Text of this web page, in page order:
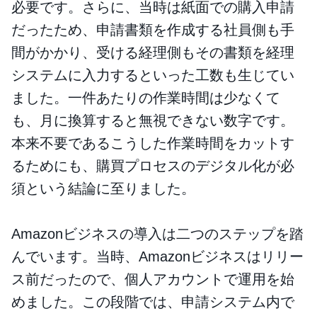
必要です。さらに、当時は紙面での購入申請
だったため、申請書類を作成する社員側も手
間がかかり、受ける経理側もその書類を経理
システムに入力するといった工数も生じてい
ました。一件あたりの作業時間は少なくて
も、月に換算すると無視できない数字です。
本来不要であるこうした作業時間をカットす
るためにも、購買プロセスのデジタル化が必
須という結論に至りました。
Amazonビジネスの導入は二つのステップを踏
んでいます。当時、Amazonビジネスはリリー
ス前だったので、個人アカウントで運用を始
めました。この段階では、申請システム内で